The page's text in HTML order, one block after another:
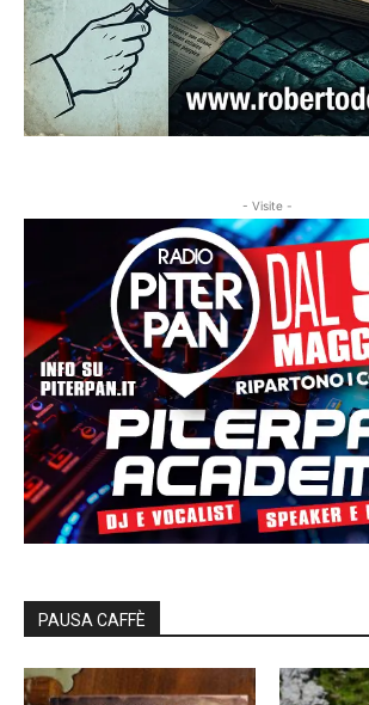
- Visite -
PAUSA CAFFÈ